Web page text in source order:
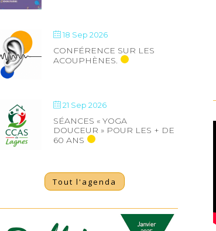
18 Sep 2026
CONFÉRENCE SUR LES
ACOUPHÈNES.
21 Sep 2026
SÉANCES « YOGA
DOUCEUR » POUR LES + DE
60 ANS
Tout l'agenda